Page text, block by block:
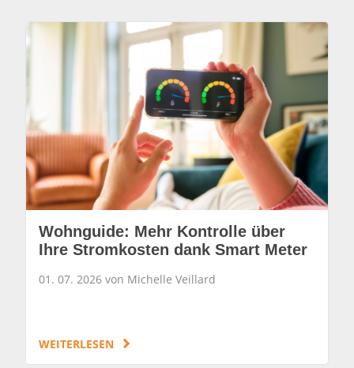
Wohnguide: Mehr Kontrolle über
Ihre Stromkosten dank Smart Meter
01. 07. 2026 von Michelle Veillard
WEITERLESEN